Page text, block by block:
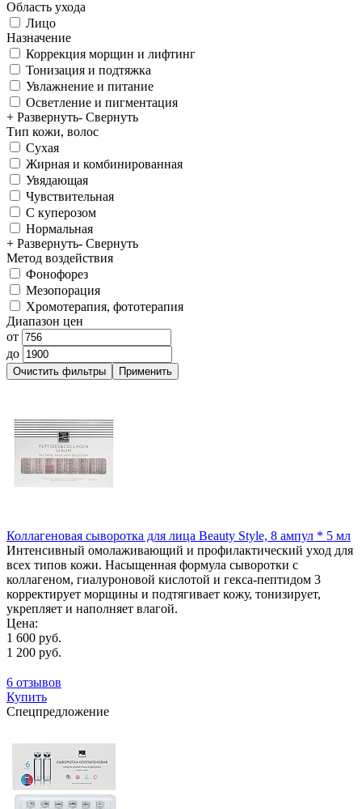
Область ухода
Лицо
Назначение
Коррекция морщин и лифтинг
Тонизация и подтяжка
Увлажнение и питание
Осветление и пигментация
+ Развернуть- Свернуть
Тип кожи, волос
Сухая
Жирная и комбинированная
Увядающая
Чувствительная
С куперозом
Нормальная
+ Развернуть- Свернуть
Метод воздействия
Фонофорез
Мезопорация
Хромотерапия, фототерапия
Диапазон цен
от
до
Коллагеновая сыворотка для лица Beauty Style, 8 ампул * 5 мл
Интенсивный омолаживающий и профилактический уход для
всех типов кожи. Насыщенная формула сыворотки с
коллагеном, гиалуроновой кислотой и гекса-пептидом 3
корректирует морщины и подтягивает кожу, тонизирует,
укрепляет и наполняет влагой.
Цена:
1 600 руб.
1 200 руб.
6 отзывов
Купить
Спецпредложение